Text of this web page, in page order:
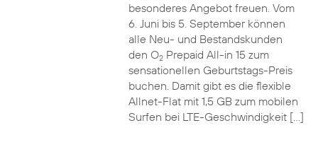
besonderes Angebot freuen. Vom
6. Juni bis 5. September können
alle Neu- und Bestandskunden
den O2Prepaid All-in 15 zum
sensationellen Geburtstags-Preis
buchen. Damit gibt es die flexible
Allnet-Flat mit 1,5 GB zum mobilen
Surfen bei LTE-Geschwindigkeit […]